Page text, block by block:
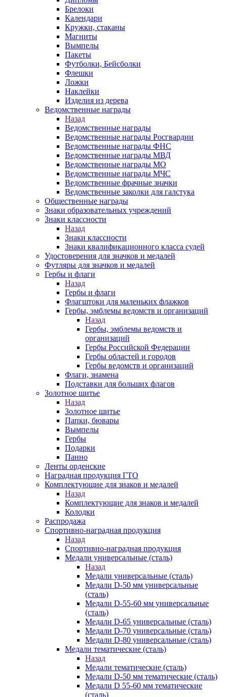
Брелоки
Календари
Кружки, стаканы
Магниты
Вымпелы
Пакеты
Футболки, Бейсболки
Флешки
Ложки
Наклейки
Изделия из дерева
Ведомственные награды
Назад
Ведомственные награды
Ведомственные награды Росгвардии
Ведомственные награды ФНС
Ведомственные награды МВД
Ведомственные награды МО
Ведомственные награды МЧС
Ведомственные фрачные значки
Ведомственные заколки для галстука
Общественные награды
Знаки образовательных учреждений
Знаки классности
Назад
Знаки классности
Знаки квалификационного класса судей
Удостоверения для значков и медалей
Футляры для значков и медалей
Гербы и флаги
Назад
Гербы и флаги
Флагштоки для маленьких флажков
Гербы, эмблемы ведомств и организаций
Назад
Гербы, эмблемы ведомств и
организаций
Гербы Российской Федерации
Гербы областей и городов
Гербы ведомств и организаций
Флаги, знамена
Подставки для больших флагов
Золотное шитье
Назад
Золотное шитье
Папки, бювары
Вымпелы
Гербы
Подарки
Панно
Ленты орденские
Наградная продукция ГТО
Комплектующие для знаков и медалей
Назад
Комплектующие для знаков и медалей
Колодки
Распродажа
Спортивно-наградная продукция
Назад
Спортивно-наградная продукция
Медали универсальные (сталь)
Назад
Медали универсальные (сталь)
Медали D-50 мм универсальные
(сталь)
Медали D-55-60 мм универсальные
(сталь)
Медали D-65 универсальные (сталь)
Медали D-70 универсальные (сталь)
Медали D-80 универсальные (сталь)
Медали тематические (сталь)
Назад
Медали тематические (сталь)
Медали D-50 мм тематические (сталь)
Медали D 55-60 мм тематические
(сталь)